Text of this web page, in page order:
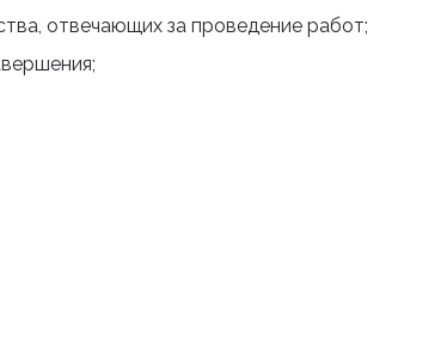
отвечающих за проведение работ;